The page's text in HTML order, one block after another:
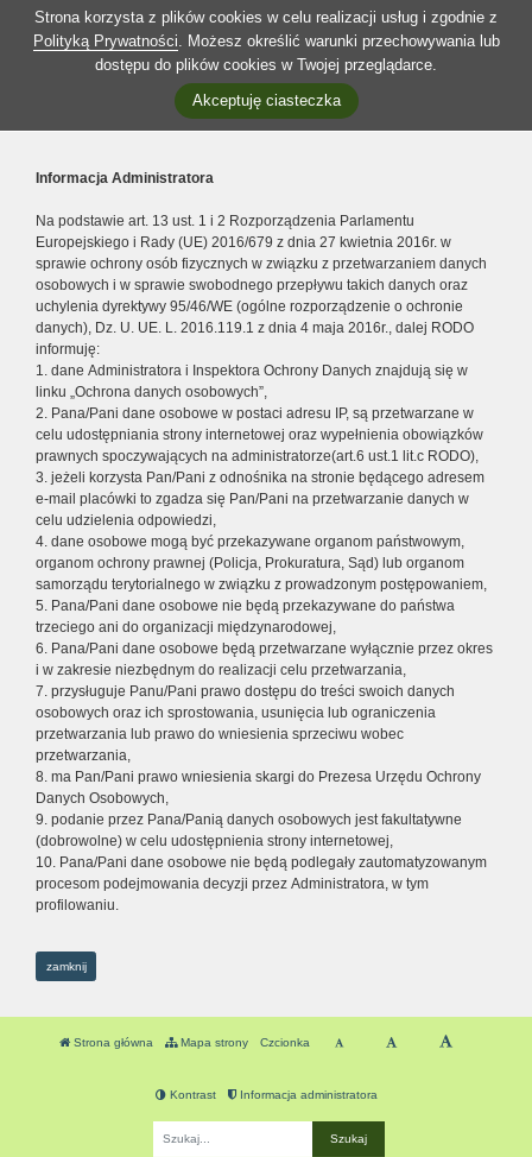
Strona korzysta z plików cookies w celu realizacji usług i zgodnie z
Polityką Prywatności. Możesz określić warunki przechowywania lub
dostępu do plików cookies w Twojej przeglądarce.
Akceptuję ciasteczka
Informacja Administratora
Na podstawie art. 13 ust. 1 i 2 Rozporządzenia Parlamentu
Europejskiego i Rady (UE) 2016/679 z dnia 27 kwietnia 2016r. w
sprawie ochrony osób fizycznych w związku z przetwarzaniem danych
osobowych i w sprawie swobodnego przepływu takich danych oraz
uchylenia dyrektywy 95/46/WE (ogólne rozporządzenie o ochronie
danych), Dz. U. UE. L. 2016.119.1 z dnia 4 maja 2016r., dalej RODO
informuję:
1. dane Administratora i Inspektora Ochrony Danych znajdują się w
linku „Ochrona danych osobowych”,
2. Pana/Pani dane osobowe w postaci adresu IP, są przetwarzane w
celu udostępniania strony internetowej oraz wypełnienia obowiązków
prawnych spoczywających na administratorze(art.6 ust.1 lit.c RODO),
3. jeżeli korzysta Pan/Pani z odnośnika na stronie będącego adresem
e-mail placówki to zgadza się Pan/Pani na przetwarzanie danych w
celu udzielenia odpowiedzi,
4. dane osobowe mogą być przekazywane organom państwowym,
organom ochrony prawnej (Policja, Prokuratura, Sąd) lub organom
samorządu terytorialnego w związku z prowadzonym postępowaniem,
5. Pana/Pani dane osobowe nie będą przekazywane do państwa
trzeciego ani do organizacji międzynarodowej,
6. Pana/Pani dane osobowe będą przetwarzane wyłącznie przez okres
i w zakresie niezbędnym do realizacji celu przetwarzania,
7. przysługuje Panu/Pani prawo dostępu do treści swoich danych
osobowych oraz ich sprostowania, usunięcia lub ograniczenia
przetwarzania lub prawo do wniesienia sprzeciwu wobec
przetwarzania,
8. ma Pan/Pani prawo wniesienia skargi do Prezesa Urzędu Ochrony
Danych Osobowych,
9. podanie przez Pana/Panią danych osobowych jest fakultatywne
(dobrowolne) w celu udostępnienia strony internetowej,
10. Pana/Pani dane osobowe nie będą podlegały zautomatyzowanym
procesom podejmowania decyzji przez Administratora, w tym
profilowaniu.
zamknij
Strona główna Mapa strony Czcionka
Kontrast Informacja administratora